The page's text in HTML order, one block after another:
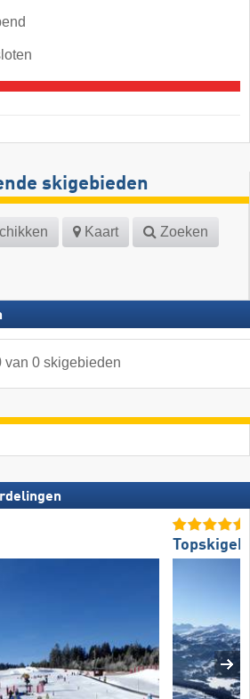
skigebieden
Kaart Zoeken
van 0 skigebieden